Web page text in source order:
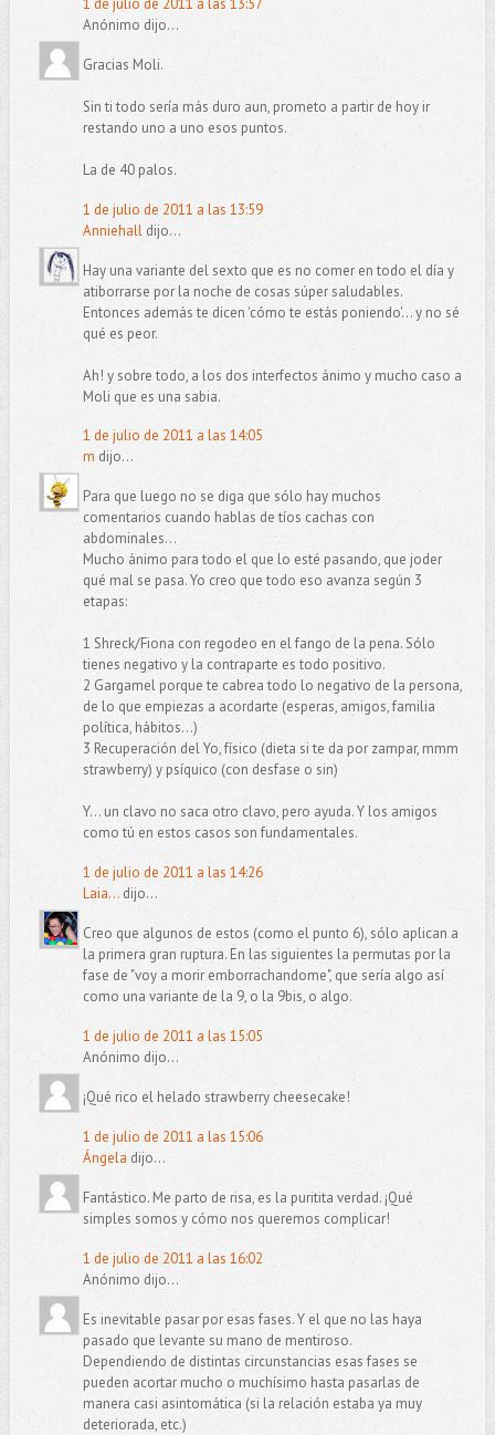
1 de julio de 2011 a las 13:57
Anónimo dijo...
Gracias Moli.
Sin ti todo sería más duro aun, prometo a partir de hoy ir
restando uno a uno esos puntos.
La de 40 palos.
1 de julio de 2011 a las 13:59
Anniehalldijo...
Hay una variante del sexto que es no comer en todo el día y
atiborrarse por la noche de cosas súper saludables.
Entonces además te dicen 'cómo te estás poniendo'... y no sé
qué es peor.
Ah! y sobre todo, a los dos interfectos ánimo y mucho caso a
Moli que es una sabia.
1 de julio de 2011 a las 14:05
m dijo...
Para que luego no se diga que sólo hay muchos
comentarios cuando hablas de tíos cachas con
abdominales...
Mucho ánimo para todo el que lo esté pasando, que joder
qué mal se pasa. Yo creo que todo eso avanza según 3
etapas:
1 Shreck/Fiona con regodeo en el fango de la pena. Sólo
tienes negativo y la contraparte es todo positivo.
2 Gargamel porque te cabrea todo lo negativo de la persona,
de lo que empiezas a acordarte (esperas, amigos, familia
política, hábitos...)
3 Recuperación del Yo, físico (dieta si te da por zampar, mmm
strawberry) y psíquico (con desfase o sin)
Y... un clavo no saca otro clavo, pero ayuda. Y los amigos
como tú en estos casos son fundamentales.
1 de julio de 2011 a las 14:26
Laia...dijo...
Creo que algunos de estos (como el punto 6), sólo aplican a
la primera gran ruptura. En las siguientes la permutas por la
fase de "voy a morir emborrachandome", que sería algo así
como una variante de la 9, o la 9bis, o algo.
1 de julio de 2011 a las 15:05
Anónimo dijo...
¡Qué rico el helado strawberry cheesecake!
1 de julio de 2011 a las 15:06
Ángela dijo...
Fantástico. Me parto de risa, es la puritita verdad. ¡Qué
simples somos y cómo nos queremos complicar!
1 de julio de 2011 a las 16:02
Anónimo dijo...
Es inevitable pasar por esas fases. Y el que no las haya
pasado que levante su mano de mentiroso.
Dependiendo de distintas circunstancias esas fases se
pueden acortar mucho o muchísimo hasta pasarlas de
manera casi asintomática (si la relación estaba ya muy
deteriorada, etc.)